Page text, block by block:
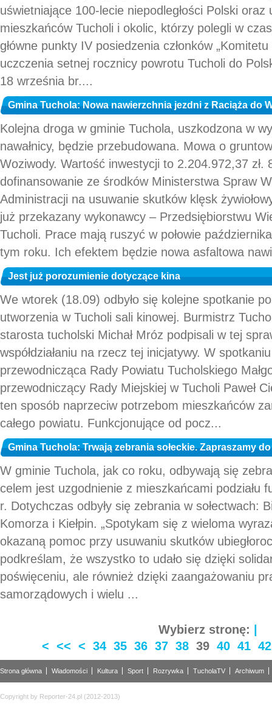
uświetniające 100-lecie niepodległości Polski oraz
mieszkańców Tucholi i okolic, którzy polegli w
główne punkty IV posiedzenia członków
uczczenia setnej rocznicy powrotu Tucholi do
18 września br....
Gmina Tuchola: Nowa nawierzchnia jezdni z Raciąża do
Kolejna droga w gminie Tuchola, uszkodzona w
nawałnicy, będzie przebudowana. Mowa o
Woziwody. Wartość inwestycji to 2.204.972,37 zł.
dofinansowanie ze środków Ministerstwa Spraw
Administracji na usuwanie skutków klęsk
już przekazany wykonawcy – Przedsiębiorstwu
Tucholi. Prace mają ruszyć w połowie
tym roku. Ich efektem będzie nowa asfaltowa
Jest już porozumienie dotyczące kina
We wtorek (18.09) odbyło się kolejne spotkanie
utworzenia w Tucholi sali kinowej. Burmistrz
starosta tucholski Michał Mróz podpisali w tej
współdziałaniu na rzecz tej inicjatywy. W
przewodnicząca Rady Powiatu Tucholskiego
przewodniczący Rady Miejskiej w Tucholi Paweł
ten sposób naprzeciw potrzebom mieszkańców
całego powiatu. Funkcjonujące od pocz...
Gmina Tuchola: Trwają zebrania sołeckie. Zapraszamy do
W gminie Tuchola, jak co roku, odbywają się
celem jest uzgodnienie z mieszkańcami podziału
r. Dotychczas odbyły się zebrania w sołectwach:
Komorza i Kiełpin. „Spotykam się z wieloma
okazaną pomoc przy usuwaniu skutków
podkreślam, że wszystko to udało się dzięki
poświęceniu, ale również dzięki zaangażowaniu
samorządowych i wielu ...
Wybierz stronę: |
< << < 34 35 36 37 38 39 40 41 42
Strona główna Wiadomości Kultura Sport Rozrywka TucholaTV Archiwum
Copyright by Reporter-24.pl (2012-2013)